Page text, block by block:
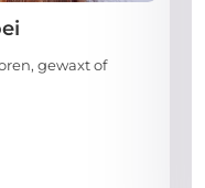
gewaxt of